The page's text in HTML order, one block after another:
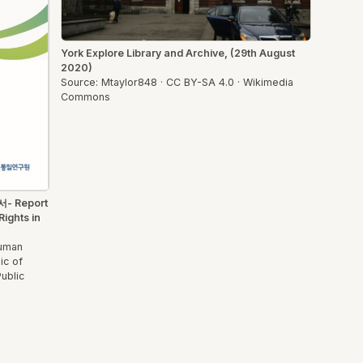
- Report
in
of
York Explore Library and Archive, (29th August
2020)
Source: Mtaylor848 · CC BY-SA 4.0 · Wikimedia
Commons